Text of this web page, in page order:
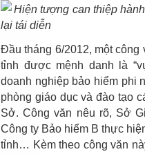
Hiện tượng can thiệp
lại tái diễn
Đầu tháng 6/2012, một
tỉnh được mệnh danh là
doanh nghiệp bảo hiểm phi
phòng giáo dục và đào tạo
Sở. Công văn nêu rõ, Sở
Công ty Bảo hiểm B thực
tỉnh… Kèm theo công văn